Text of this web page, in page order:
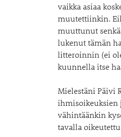
vaikka asiaa
muutettiinkin.
muuttunut
lukenut tämän
litteroinnin (ei
kuunnella itse
Mielestäni Päivi
ihmisoikeuksien
vähintäänkin
tavalla